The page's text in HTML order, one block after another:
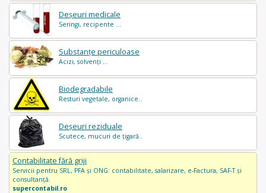
Deșeuri medicale
Seringi, recipente ...
Substanțe periculoase
Acizi, solvenți ...
Biodegradabile
Resturi vegetale, organice..
Deșeuri reziduale
Scutece, mucuri de țigară..
Contabilitate fără griji
Servicii pentru SRL, PFA și ONG: contabilitate, salarizare, e-Factura, SAF-T și
consultanță.
supercontabil.ro